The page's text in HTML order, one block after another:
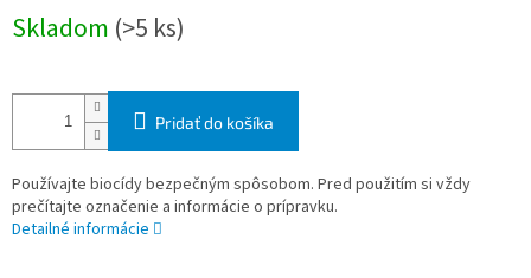
cena:
Skladom (>5 ks)
Pridať do košíka
Používajte biocídy bezpečným spôsobom. Pred použitím si vždy
prečítajte označenie a informácie o prípravku.
Detailné informácie